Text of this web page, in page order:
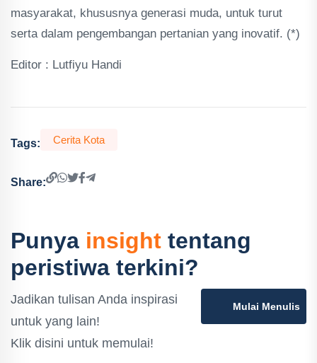
masyarakat, khususnya generasi muda, untuk turut
serta dalam pengembangan pertanian yang inovatif. (*)
Editor : Lutfiyu Handi
Tags: Cerita Kota
Share:
Punya insight tentang
peristiwa terkini?
Jadikan tulisan Anda inspirasi
untuk yang lain!
Klik disini untuk memulai!
Mulai Menulis